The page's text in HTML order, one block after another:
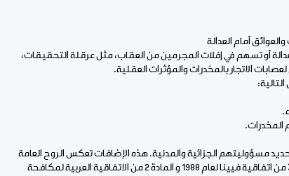
أمام العدالة
أو تسهم في إفلات المجرمين من العقاب، مثل عرقلة التحقيقات،
الاتجار بالمخدرات والمؤثرات العقلية.
المخدرات.
مسؤوليتهم الجزائية والمدنية. هذه الإضافات تعكس الروح العامة
لتعزيز آليات إنفاذ القانون في الاتفاقيات الدولية، مثل المادة 3 من اتفاقية فيينا لعام 1988 و المادة 2 من الاتفاقية العربية لمكافحة